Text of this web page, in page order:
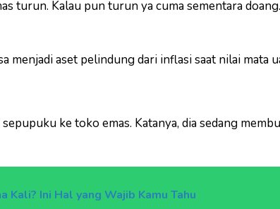
turun. Kalau pun turun ya cuma sementara
menjadi aset pelindung dari inflasi saat nilai mata
ke toko emas. Katanya, dia sedang
Kali? Ini Hal yang Wajib Kamu Tahu